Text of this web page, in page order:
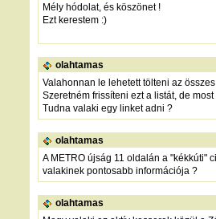
Mély hódolat, és köszönet !
Ezt kerestem :)
olahtamas
Valahonnan le lehetett tölteni az
Szeretném frissíteni ezt a listát, de
Tudna valaki egy linket adni ?
olahtamas
A METRO újság 11 oldalán a "kékkúti"
valakinek pontosabb információja ?
olahtamas